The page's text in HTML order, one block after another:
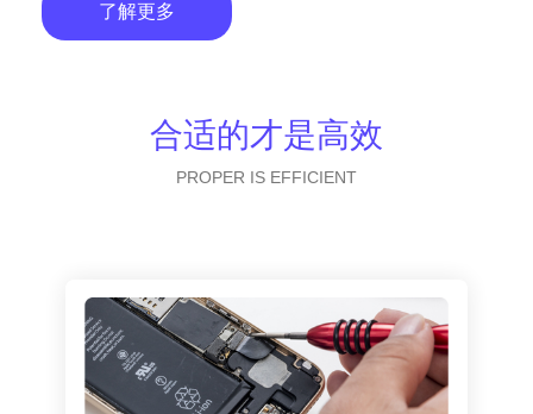
了解更多
合适的才是高效
PROPER IS EFFICIENT